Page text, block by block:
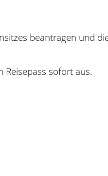
beantragen und
sofort aus.